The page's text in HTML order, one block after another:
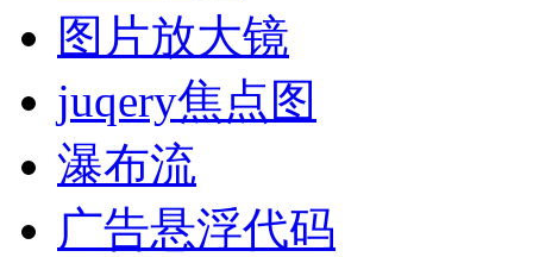
图片放大镜
juqery焦点图
瀑布流
广告悬浮代码